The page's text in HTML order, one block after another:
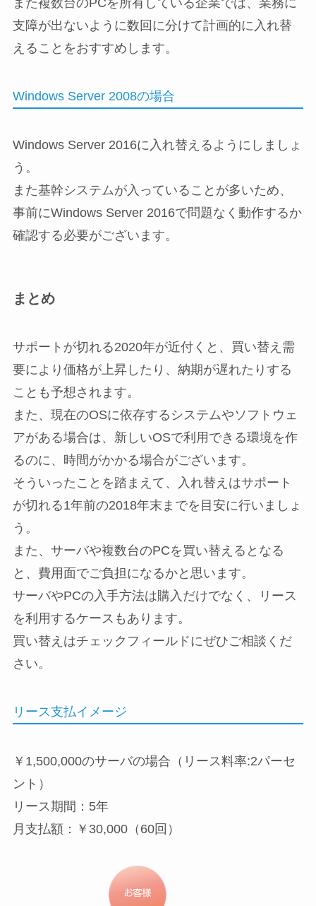
支障が出ないように数回に分けて計画的に入れ替
えることをおすすめします。
Windows Server 2008の場合
Windows Server 2016に入れ替えるようにしましょ
う。
また基幹システムが入っていることが多いため、
事前にWindows Server 2016で問題なく動作するか
確認する必要がございます。
まとめ
サポートが切れる2020年が近付くと、買い替え需
要により価格が上昇したり、納期が遅れたりする
ことも予想されます。
また、現在のOSに依存するシステムやソフトウェ
アがある場合は、新しいOSで利用できる環境を作
るのに、時間がかかる場合がございます。
そういったことを踏まえて、入れ替えはサポート
が切れる1年前の2018年末までを目安に行いましょ
う。
また、サーバや複数台のPCを買い替えるとなる
と、費用面でご負担になるかと思います。
サーバやPCの入手方法は購入だけでなく、リース
を利用するケースもあります。
買い替えはチェックフィールドにぜひご相談くだ
さい。
リース支払イメージ
￥1,500,000のサーバの場合（リース料率:2パーセ
ント）
リース期間：5年
月支払額：￥30,000（60回）